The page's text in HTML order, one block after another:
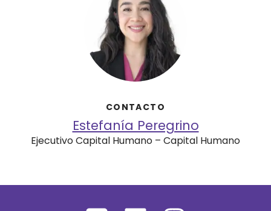
CONTACTO
Estefanía Peregrino
Ejecutivo Capital Humano – Capital Humano